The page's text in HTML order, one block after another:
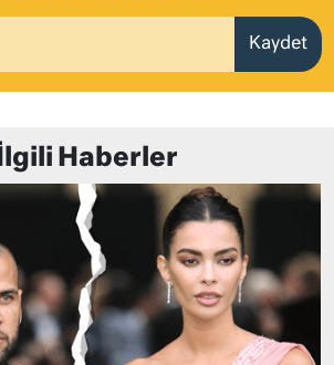
Kaydet
İlgili Haberler